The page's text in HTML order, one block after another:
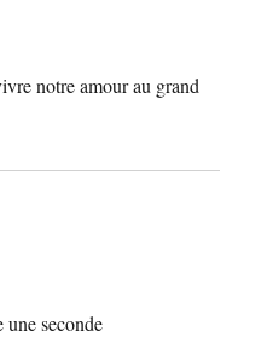
notre amour au grand
une seconde